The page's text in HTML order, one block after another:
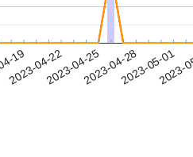
19
2023-04-222023-04-252023-04-282023-05-01